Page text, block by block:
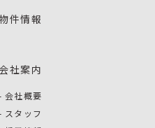
件情報
会社案内
会社概要
スタッフ